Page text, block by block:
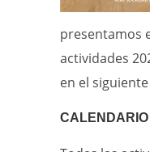
presentamos
actividades
en el